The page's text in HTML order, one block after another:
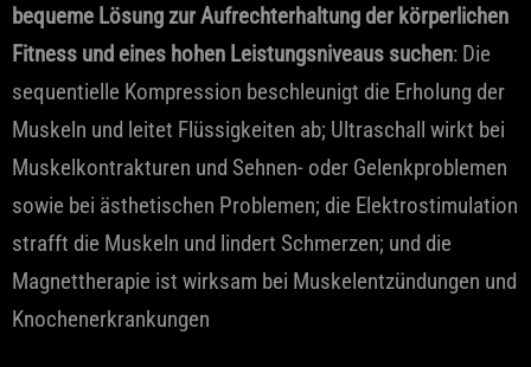
bequeme Lösung zur Aufrechterhaltung der körperlichen
Fitness und eines hohen Leistungsniveaus suchen: Die
sequentielle Kompression beschleunigt die Erholung der
Muskeln und leitet Flüssigkeiten ab; Ultraschall wirkt bei
Muskelkontrakturen und Sehnen- oder Gelenkproblemen
sowie bei ästhetischen Problemen; die Elektrostimulation
strafft die Muskeln und lindert Schmerzen; und die
Magnettherapie ist wirksam bei Muskelentzündungen und
Knochenerkrankungen